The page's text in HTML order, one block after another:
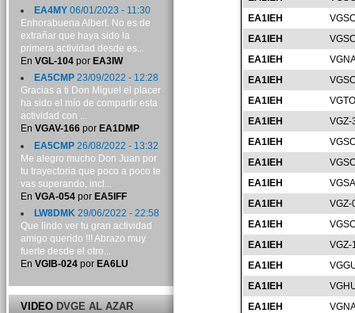
EA1IEH
EA1IEH
EA1IEH
EA1IEH
EA1IEH
EA1IEH
VGZ-
EA1IEH
EA1IEH
EA1IEH
EA1IEH
VGZ-
EA1IEH
EA1IEH
VGZ-
EA1IEH
EA1IEH
EA1IEH
EA4MY06/01/2023 - 11:30
Enhorabuena Albert. No es de
extrañar que haya sido la
primera actividad desde es...
En VGL-104por EA3IW
EA5CMP23/09/2022 - 12:28
Gracias a ti Don Miguel el placer
ha sido el mío de compartir esta
actividad con ...
En VGAV-166por EA1DMP
EA5CMP26/08/2022 - 13:32
Me alegro mucho Don Juan por
tu trayectoria que poco a poco te
vas superando, incl...
En VGA-054por EA5IFF
LW8DMK29/06/2022 - 22:58
Que lindo ver tu gran actividad
amigo querido !!! Abrazo muy
fuerte desde el otro...
En VGIB-024por EA6LU
VIDEODVGE AL AZAR